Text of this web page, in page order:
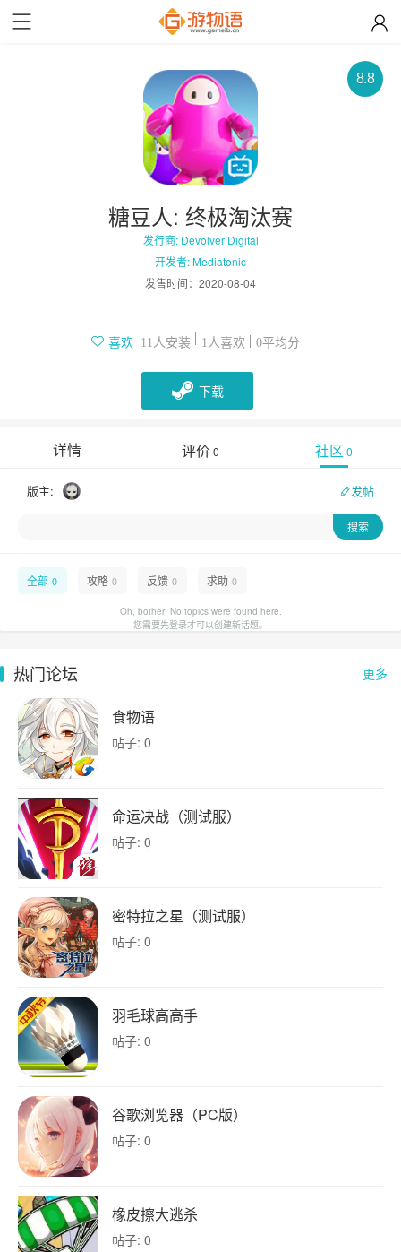
8.8
糖豆人: 终极淘汰赛
发行商: Devolver Digital
开发者: Mediatonic
发售时间： 2020-08-04
喜欢 11 人安装 1 人喜欢 0平均分
下载
详情 评价0 社区 0
版主: 发帖
全部 0 攻略 0 反馈 0 求助 0
Oh, bother! No topics were found here.
您需要先登录才可以创建新话题。
更多
热门论坛
食物语
帖子: 0
命运决战（测试服）
帖子: 0
密特拉之星（测试服）
帖子: 0
羽毛球高高手
帖子: 0
谷歌浏览器（PC版）
帖子: 0
橡皮擦大逃杀
帖子: 0